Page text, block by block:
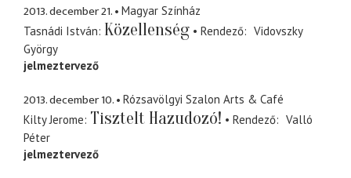
2013. december 21.
Magyar Színház
Tasnádi István Közellenség Rendező
Vidovszky
György
jelmeztervező
2013. december 10.
Rózsavölgyi Szalon Arts & Café
Kilty Jerome Tisztelt Hazudozó! Rendező
Valló
Péter
jelmeztervező